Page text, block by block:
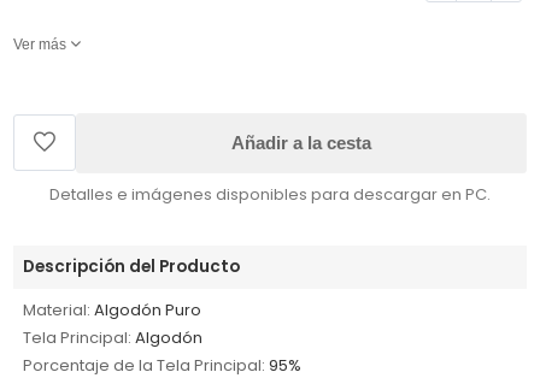
Ver más
Añadir a la cesta
Detalles e imágenes disponibles para descargar en PC.
Descripción del Producto
Material: Algodón Puro
Tela Principal: Algodón
Porcentaje de la Tela Principal: 95%